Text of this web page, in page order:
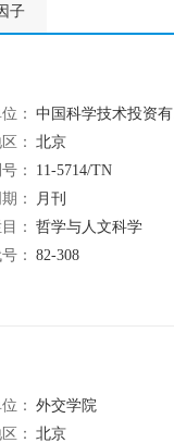
子
：
中国科学技术投资有限公司
：
北京
：
11-5714/TN
：
月刊
：
哲学与人文科学
：
82-308
：
外交学院
：
北京